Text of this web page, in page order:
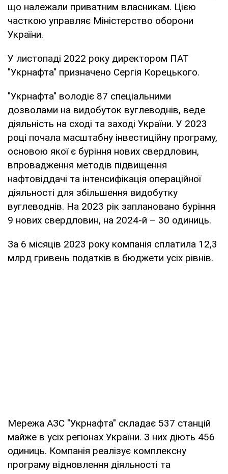
що належали приватним власникам. Цією
часткою управляє Міністерство оборони
України.
У листопаді 2022 року директором ПАТ
"Укрнафта" призначено Сергія Корецького.
"Укрнафта" володіє 87 спеціальними
дозволами на видобуток вуглеводнів, веде
діяльність на сході та заході України. У 2023
році почала масштабну інвестиційну програму,
основою якої є буріння нових свердловин,
впровадження методів підвищення
нафтовіддачі та інтенсифікація операційної
діяльності для збільшення видобутку
вуглеводнів. На 2023 рік заплановано буріння
9 нових свердловин, на 2024-й – 30 одиниць.
За 6 місяців 2023 року компанія сплатила 12,3
млрд гривень податків в бюджети усіх рівнів.
Мережа АЗС "Укрнафта" складає 537 станцій
майже в усіх регіонах України. З них діють 456
одиниць. Компанія реалізує комплексну
програму відновлення діяльності та